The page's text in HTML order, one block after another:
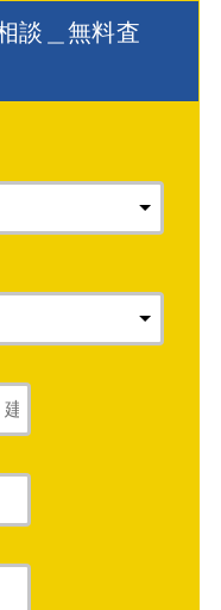
談＿無料査